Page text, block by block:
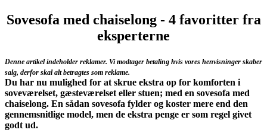
Sovesofa med chaiselong - 4 favoritter fra
eksperterne
Denne artikel indeholder reklamer. Vi modtager betaling hvis vores henvisninger skaber
salg, derfor skal alt betragtes som reklame.
Du har nu mulighed for at skrue ekstra op for komforten i
soveværelset, gæsteværelset eller stuen; med en sovesofa med
chaiselong. En sådan sovesofa fylder og koster mere end den
gennemsnitlige model, men de ekstra penge er som regel givet
godt ud.